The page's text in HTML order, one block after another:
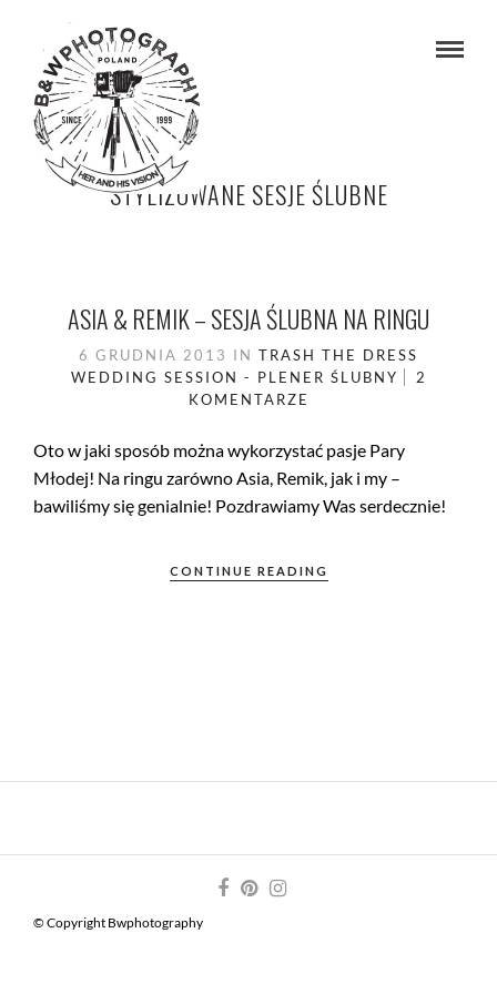
STYLIZOWANE SESJE ŚLUBNE
ASIA & REMIK – SESJA ŚLUBNA NA RINGU
6 GRUDNIA 2013 IN TRASH THE DRESS
WEDDING SESSION - PLENER ŚLUBNY
2
KOMENTARZE
Oto w jaki sposób można wykorzystać pasje Pary
Młodej! Na ringu zarówno Asia, Remik, jak i my –
bawiliśmy się genialnie! Pozdrawiamy Was serdecznie!
CONTINUE READING
© Copyright Bwphotography